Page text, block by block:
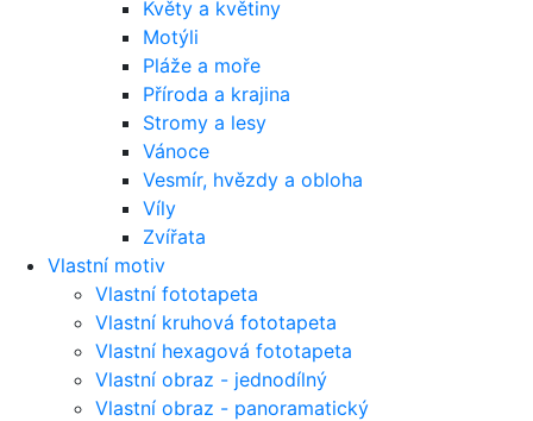
Květy a květiny
Motýli
Pláže a moře
Příroda a krajina
Stromy a lesy
Vánoce
Vesmír, hvězdy a obloha
Víly
Zvířata
Vlastní motiv
Vlastní fototapeta
Vlastní kruhová fototapeta
Vlastní hexagová fototapeta
Vlastní obraz - jednodílný
Vlastní obraz - panoramatický